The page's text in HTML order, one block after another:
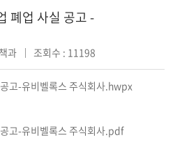
폐업 사실 공고 -
과 조회수 : 11198
고-유비벨록스 주식회사.hwpx
고-유비벨록스 주식회사.pdf